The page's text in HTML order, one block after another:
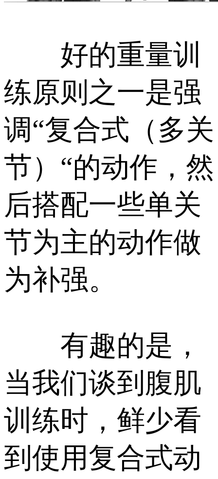
好的重量训
练原则之一是强
调“复合式（多关
节）“的动作，然
后搭配一些单关
节为主的动作做
为补强。
有趣的是，
当我们谈到腹肌
训练时，鲜少看
到使用复合式动